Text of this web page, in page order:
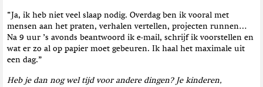
“Ja, ik heb niet veel slaap nodig. Overdag ben ik vooral met
mensen aan het praten, verhalen vertellen, projecten runnen…
Na 9 uur ’s avonds beantwoord ik e-mail, schrijf ik voorstellen en
wat er zo al op papier moet gebeuren. Ik haal het maximale uit
een dag.”
Heb je dan nog wel tijd voor andere dingen? Je kinderen,